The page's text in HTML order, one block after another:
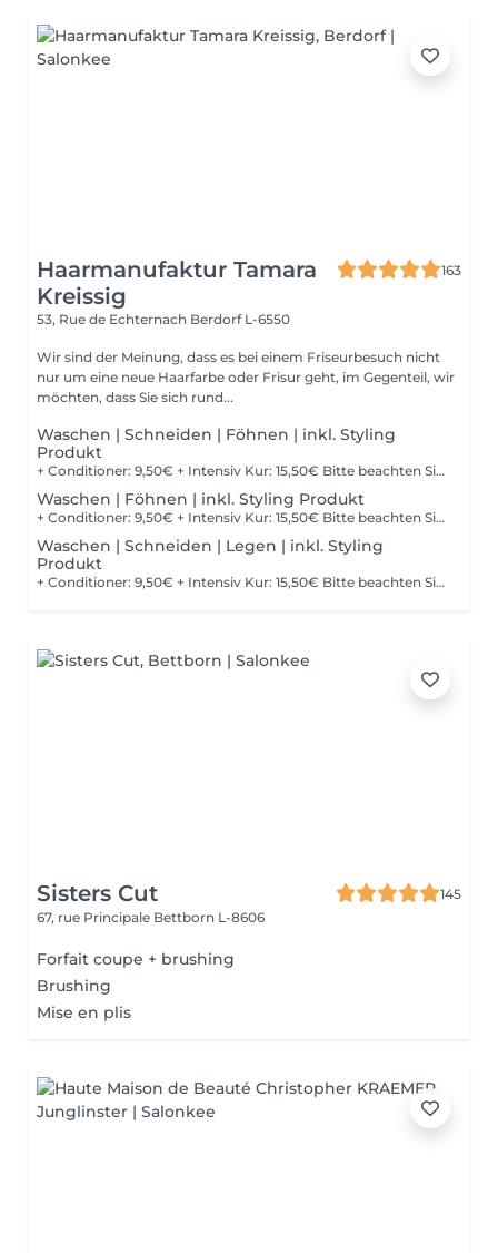
Haarmanufaktur Tamara
Kreissig
163
53, Rue de Echternach Berdorf L-6550
Wir sind der Meinung, dass es bei einem Friseurbesuch nicht
nur um eine neue Haarfarbe oder Frisur geht, im Gegenteil, wir
möchten, dass Sie sich rund...
Waschen | Schneiden | Föhnen | inkl. Styling
Produkt
+ Conditioner: 9,50€ + Intensiv Kur: 15,50€ Bitte beachten Sie, dass bei einer falsch ausgewählten Buchungsoption keine Garantie für die Erbringung der Dienstleistung besteht. Danke für Ihr Verständnis.
Waschen | Föhnen | inkl. Styling Produkt
+ Conditioner: 9,50€ + Intensiv Kur: 15,50€ Bitte beachten Sie, dass bei einer falsch ausgewählten Buchungsoption keine Garantie für die Erbringung der Dienstleistung besteht. Danke für Ihr Verständnis.
Waschen | Schneiden | Legen | inkl. Styling
Produkt
+ Conditioner: 9,50€ + Intensiv Kur: 15,50€ Bitte beachten Sie, dass bei einer falsch ausgewählten Buchungsoption keine Garantie für die Erbringung der Dienstleistung besteht. Danke für Ihr Verständnis.
Sisters Cut
145
67, rue Principale Bettborn L-8606
Forfait coupe + brushing
Brushing
Mise en plis